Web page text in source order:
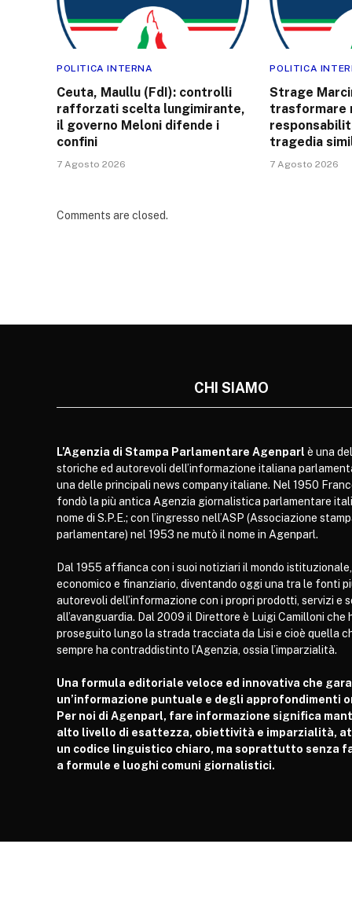
POLITICA INTERNA
Ceuta, Maullu (FdI): controlli
rafforzati scelta lungimirante,
il governo Meloni difende i
confini
7 Agosto 2026
POLITICA
Strage
trasformare
tragedia
7 Agosto 2026
Comments are closed.
CHI SIAMO
L’Agenzia di Stampa Parlamentare Agenparl è una
storiche ed autorevoli dell’informazione italiana
una delle principali news company italiane. Nel 1950
fondò la più antica Agenzia giornalistica parlamentare
nome di S.P.E.; con l’ingresso nell’ASP (Associazione
parlamentare) nel 1953 ne mutò il nome in Agenparl.
Dal 1955 affianca con i suoi notiziari il mondo
economico e finanziario, diventando oggi una tra le fonti
autorevoli dell’informazione con i propri prodotti, servizi e
all’avanguardia. Dal 2009 il Direttore è Luigi Camilloni che
proseguito lungo la strada tracciata da Lisi e cioè quella
sempre ha contraddistinto l’Agenzia, ossia l’imparzialità.
Una formula editoriale veloce ed innovativa che
un’informazione puntuale e degli approfondimenti
Per noi di Agenparl, fare informazione significa
alto livello di esattezza, obiettività e imparzialità,
un codice linguistico chiaro, ma soprattutto senza
a formule e luoghi comuni giornalistici.